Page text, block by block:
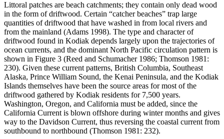
Littoral patches are beach catchments; they contain only dead wood
in the form of driftwood. Certain “catcher beaches” trap large
quantities of driftwood that have washed in from local rivers and
from the mainland (Adams 1998). The type and character of
driftwood found in Kodiak depends largely upon the trajectories of
ocean currents, and the dominant North Pacific circulation pattern is
shown in Figure 3 (Reed and Schumacher 1986; Thomson 1981:
230). Given these current patterns, British Columbia, Southeast
Alaska, Prince William Sound, the Kenai Peninsula, and the Kodiak
Islands themselves have been the source areas for most of the
driftwood gathered by Kodiak residents for 7,500 years.
Washington, Oregon, and California must be added, since the
California Current is blown offshore during winter months and gives
way to the Davidson Current, thus reversing the coastal current from
southbound to northbound (Thomson 1981: 232).